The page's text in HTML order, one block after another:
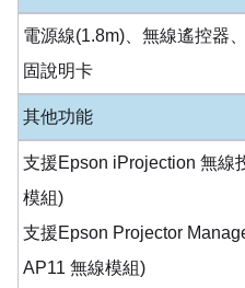
電源線(1.8m)、無線遙控器
固說明卡
其他功能
支援Epson iProjection 無線
模組)
支援Epson Projector
AP11 無線模組)